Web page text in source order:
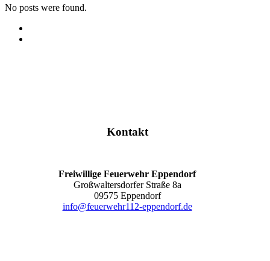
No posts were found.
Kontakt
Freiwillige Feuerwehr Eppendorf
Großwaltersdorfer Straße 8a
09575 Eppendorf
info@feuerwehr112-eppendorf.de